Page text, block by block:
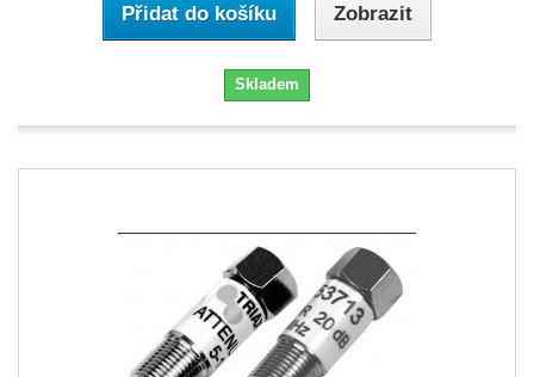
Přidat do košíku Zobrazit
Skladem